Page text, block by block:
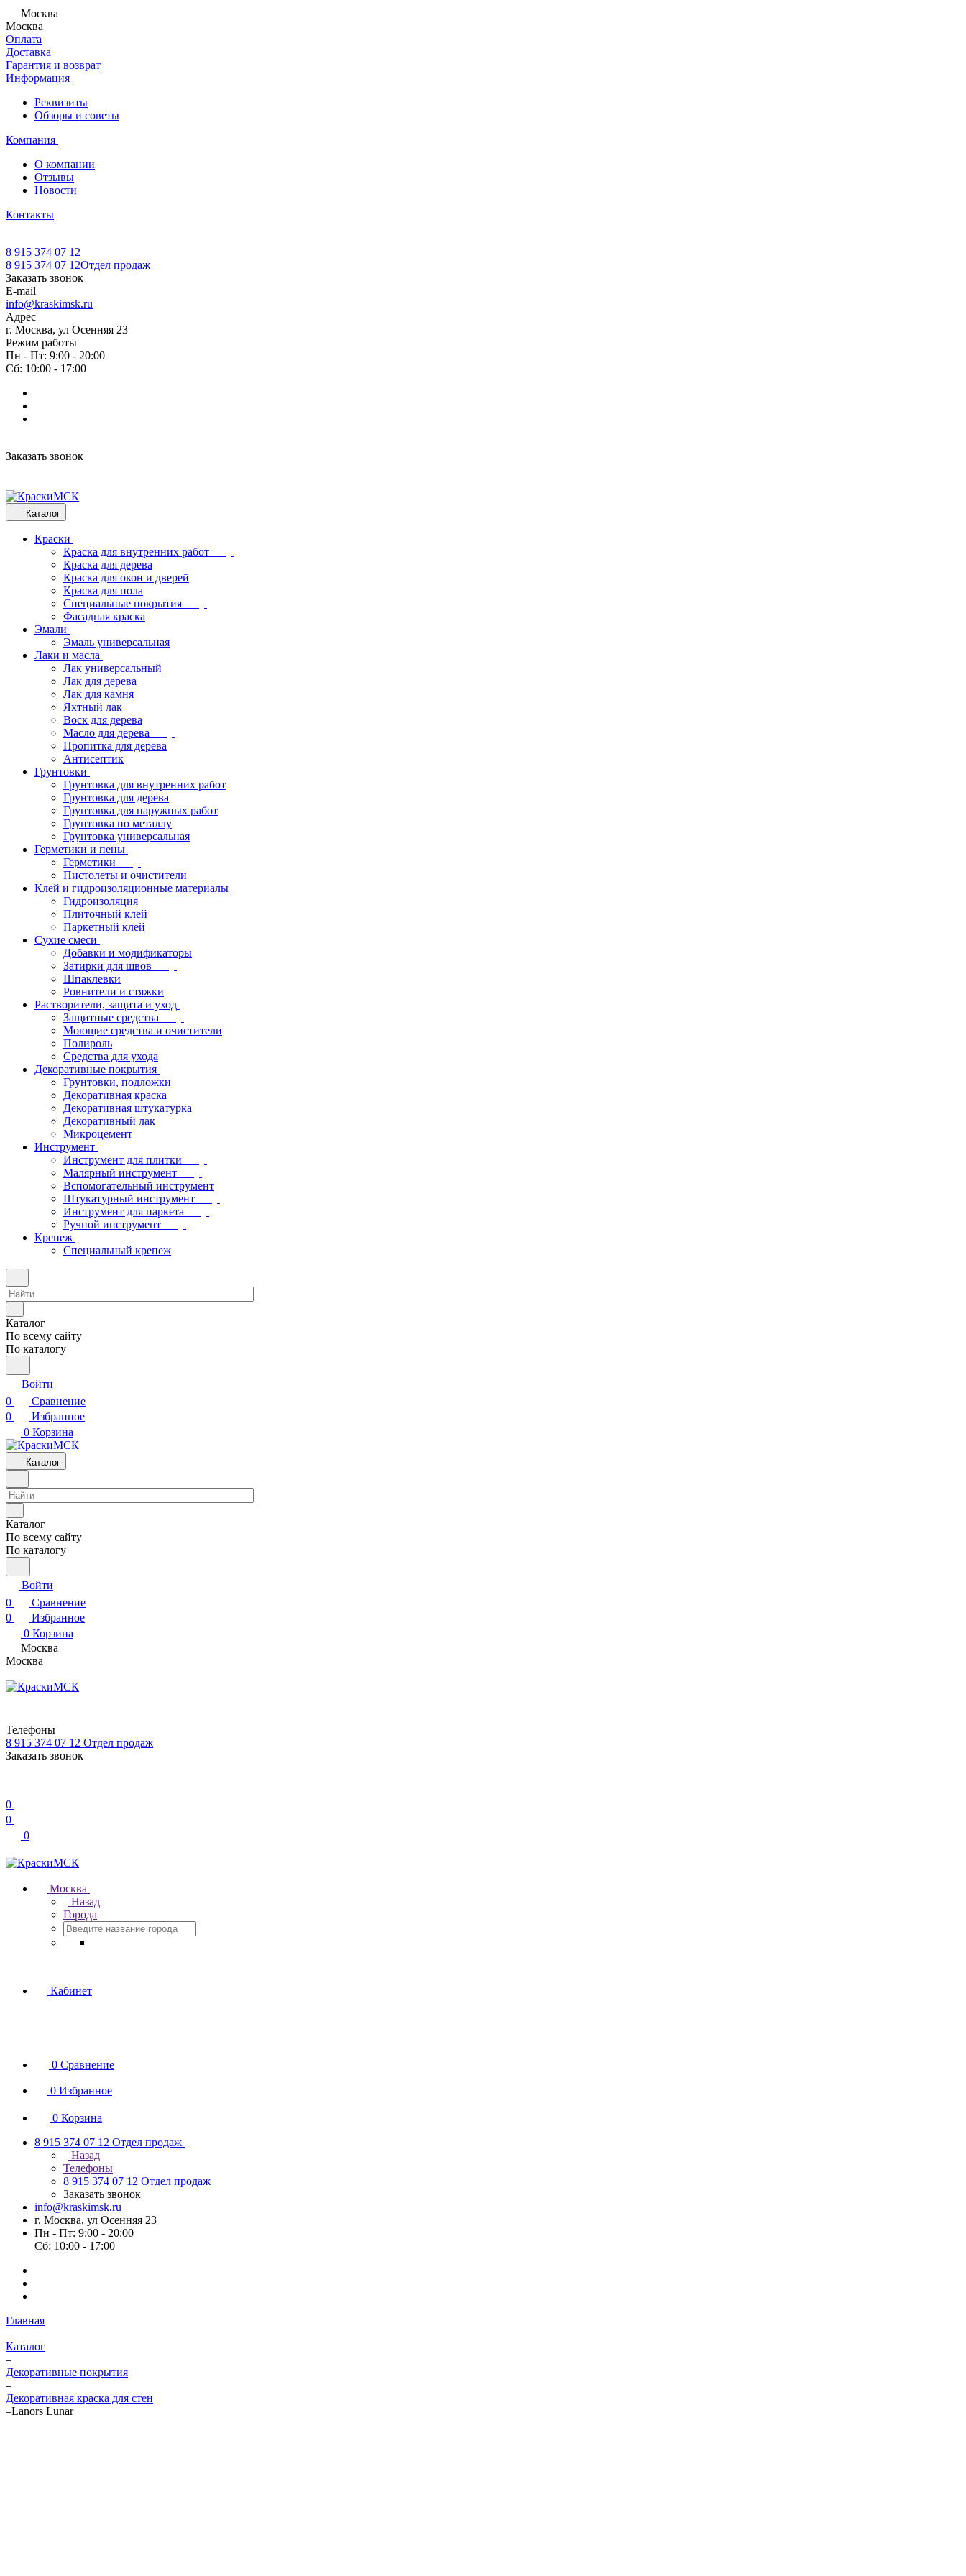
Москва
Москва
Оплата
Доставка
Гарантия и возврат
Информация
Реквизиты
Обзоры и советы
Компания
О компании
Отзывы
Новости
Контакты
8 915 374 07 12
8 915 374 07 12Отдел продаж
Заказать звонок
E-mail
info@kraskimsk.ru
Адрес
г. Москва, ул Осенняя 23
Режим работы
Пн - Пт: 9:00 - 20:00
Сб: 10:00 - 17:00
Заказать звонок
Каталог
Краски
Краска для внутренних работ
Краска для дерева
Краска для окон и дверей
Краска для пола
Специальные покрытия
Фасадная краска
Эмали
Эмаль универсальная
Лаки и масла
Лак универсальный
Лак для дерева
Лак для камня
Яхтный лак
Воск для дерева
Масло для дерева
Пропитка для дерева
Антисептик
Грунтовки
Грунтовка для внутренних работ
Грунтовка для дерева
Грунтовка для наружных работ
Грунтовка по металлу
Грунтовка универсальная
Герметики и пены
Герметики
Пистолеты и очистители
Клей и гидроизоляционные материалы
Гидроизоляция
Плиточный клей
Паркетный клей
Сухие смеси
Добавки и модификаторы
Затирки для швов
Шпаклевки
Ровнители и стяжки
Растворители, защита и уход
Защитные средства
Моющие средства и очистители
Полироль
Средства для ухода
Декоративные покрытия
Грунтовки, подложки
Декоративная краска
Декоративная штукатурка
Декоративный лак
Микроцемент
Инструмент
Инструмент для плитки
Малярный инструмент
Вспомогательный инструмент
Штукатурный инструмент
Инструмент для паркета
Ручной инструмент
Крепеж
Специальный крепеж
Каталог
По всему сайту
По каталогу
Войти
0
Сравнение
0
Избранное
0 Корзина
Каталог
Каталог
По всему сайту
По каталогу
Войти
0
Сравнение
0
Избранное
0 Корзина
Москва
Москва
Телефоны
8 915 374 07 12 Отдел продаж
Заказать звонок
0
0
0
Москва
Назад
Города
Кабинет
0 Сравнение
0 Избранное
0 Корзина
8 915 374 07 12 Отдел продаж
Назад
Телефоны
8 915 374 07 12 Отдел продаж
Заказать звонок
info@kraskimsk.ru
г. Москва, ул Осенняя 23
Пн - Пт: 9:00 - 20:00
Сб: 10:00 - 17:00
Главная
–
Каталог
–
Декоративные покрытия
–
Декоративная краска для стен
–Lanors Lunar